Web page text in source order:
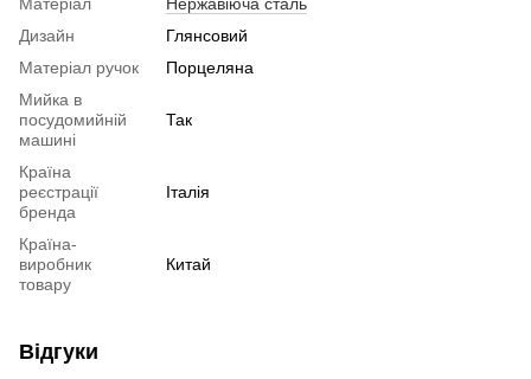
Дизайн
Глянсовий
Матеріал ручок
Порцеляна
Мийка в
посудомийній
машині
Так
Країна
реєстрації
бренда
Італія
Країна-
виробник
товару
Китай
Відгуки